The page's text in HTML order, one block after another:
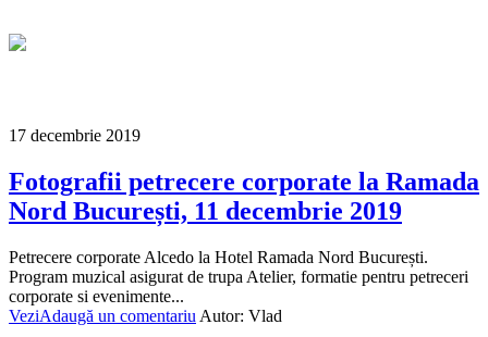
17 decembrie 2019
Fotografii petrecere corporate la Ramada
Nord București, 11 decembrie 2019
Petrecere corporate Alcedo la Hotel Ramada Nord București.
Program muzical asigurat de trupa Atelier, formatie pentru petreceri
corporate si evenimente...
VeziAdaugă un comentariu Autor: Vlad